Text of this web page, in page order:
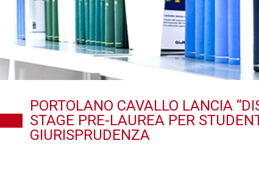
PORTOLANO CAVALLO LANCIA
STAGE PRE-LAUREA PER
GIURISPRUDENZA